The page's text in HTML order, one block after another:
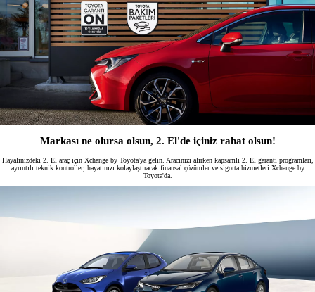
Markası ne olursa olsun, 2. El'de içiniz rahat olsun!
Hayalinizdeki 2. El araç için Xchange by Toyota'ya gelin. Aracınızı alırken kapsamlı 2. El garanti programları,
ayrıntılı teknik kontroller, hayatınızı kolaylaştıracak finansal çözümler ve sigorta hizmetleri Xchange by
Toyota'da.